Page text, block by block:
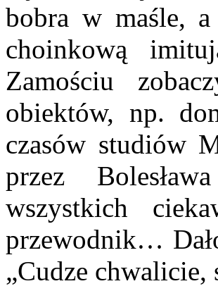
bobra w maśle, a
choinkową
Zamościu
obiektów, np.
czasów studiów
przez
wszystkich
przewodnik…
„Cudze